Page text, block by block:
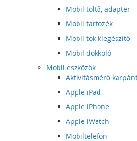
Mobil töltő, adapter
Mobil tartozék
Mobil tok kiegészítő
Mobil dokkoló
Mobil eszközök
Aktivitásmérő karpánt
Apple iPad
Apple iPhone
Apple iWatch
Mobiltelefon